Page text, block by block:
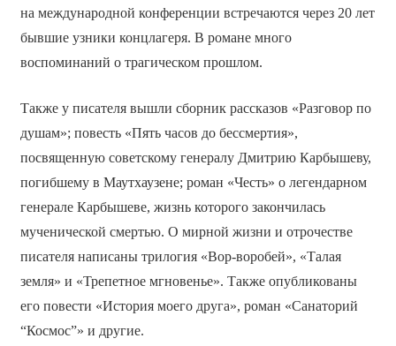
на международной конференции встречаются через 20 лет
бывшие узники концлагеря. В романе много
воспоминаний о трагическом прошлом.
Также у писателя вышли сборник рассказов «Разговор по
душам»; повесть «Пять часов до бессмертия»,
посвященную советскому генералу Дмитрию Карбышеву,
погибшему в Маутхаузене; роман «Честь» о легендарном
генерале Карбышеве, жизнь которого закончилась
мученической смертью. О мирной жизни и отрочестве
писателя написаны трилогия «Вор-воробей», «Талая
земля» и «Трепетное мгновенье». Также опубликованы
его повести «История моего друга», роман «Санаторий
“Космос”» и другие.